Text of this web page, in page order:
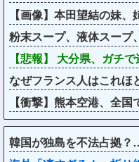
【画像】本田望結の妹
粉末スープ、液体スープ
【悲報】 大分県、ガチ
なぜフランス人はこれ
【衝撃】熊本空港、全
韓国が独島を不法占拠